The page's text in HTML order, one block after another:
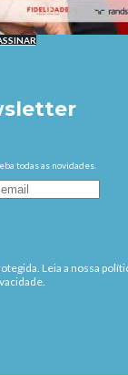
todas as novidades.
Leia a nossa